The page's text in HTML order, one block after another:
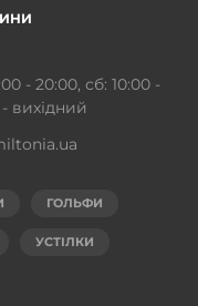
- 20:00, сб: 10:00 -
вихідний
ГОЛЬФИ
УСТІЛКИ